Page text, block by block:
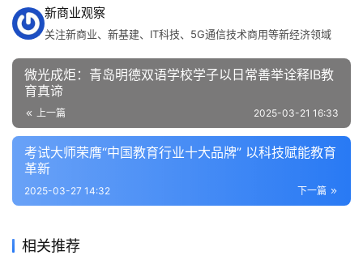
新商业观察
关注新商业、新基建、IT科技、5G通信技术商用等新经济领域
微光成炬：青岛明德双语学校学子以日常善举诠释IB教
育真谛
上一篇 2025-03-21 16:33
考试大师荣膺“中国教育行业十大品牌” 以科技赋能教育
革新
下一篇
2025-03-27 14:32
相关推荐